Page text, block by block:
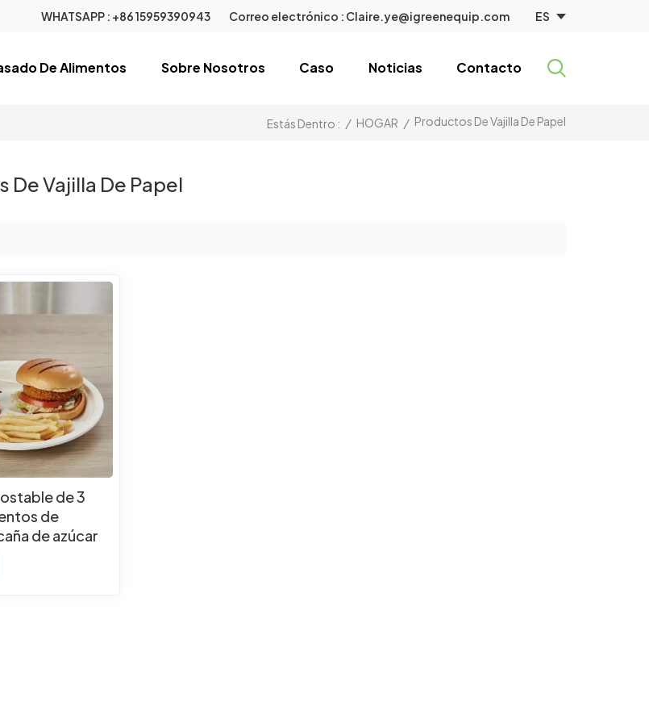
WHATSAPP : +86 15959390943 Correo electrónico : Claire.ye@igreenequip.com ES
De Alimentos Sobre Nosotros Caso Noticias Contacto
Estás Dentro : / HOGAR / Productos De Vajilla De Papel
De Vajilla De Papel
de 3
de
de azúcar